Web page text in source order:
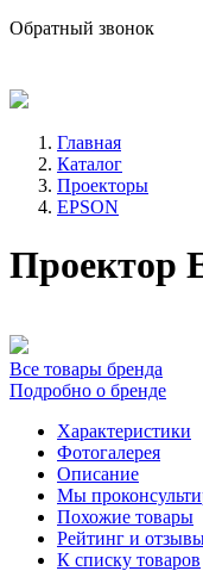
Обратный звонок
Главная
Каталог
Проекторы
EPSON
Проектор
Все товары бренда
Подробно о бренде
Характеристики
Фотогалерея
Описание
Мы
Похожие товары
Рейтинг и
К списку товаров